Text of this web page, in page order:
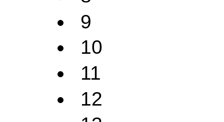
9
10
11
12